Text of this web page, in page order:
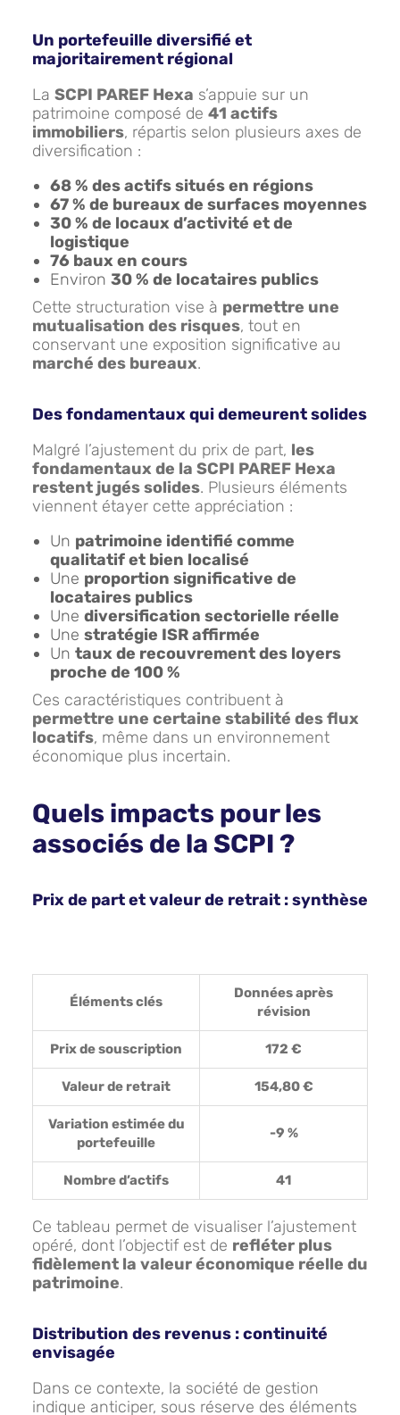
Un portefeuille diversifié et
majoritairement régional
La SCPI PAREF Hexa s’appuie sur un
patrimoine composé de 41 actifs
immobiliers, répartis selon plusieurs axes de
diversification :
68 % des actifs situés en régions
67 % de bureaux de surfaces moyennes
30 % de locaux d’activité et de
logistique
76 baux en cours
Environ 30 % de locataires publics
Cette structuration vise à permettre une
mutualisation des risques, tout en
conservant une exposition significative au
marché des bureaux.
Des fondamentaux qui demeurent solides
Malgré l’ajustement du prix de part, les
fondamentaux de la SCPI PAREF Hexa
restent jugés solides. Plusieurs éléments
viennent étayer cette appréciation :
Un patrimoine identifié comme
qualitatif et bien localisé
Une proportion significative de
locataires publics
Une diversification sectorielle réelle
Une stratégie ISR affirmée
Un taux de recouvrement des loyers
proche de 100 %
Ces caractéristiques contribuent à
permettre une certaine stabilité des flux
locatifs, même dans un environnement
économique plus incertain.
Quels impacts pour les
associés de la SCPI ?
Prix de part et valeur de retrait : synthèse
Éléments clés
Données après
révision
Prix de souscription 172 €
Valeur de retrait 154,80 €
Variation estimée du
portefeuille
-9 %
Nombre d’actifs 41
Ce tableau permet de visualiser l’ajustement
opéré, dont l’objectif est de refléter plus
fidèlement la valeur économique réelle du
patrimoine.
Distribution des revenus : continuité
envisagée
Dans ce contexte, la société de gestion
indique anticiper, sous réserve des éléments